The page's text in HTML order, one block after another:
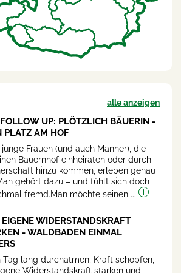
alle anzeigen
UP: PLÖTZLICH BÄUERIN -
PLATZ AM HOF
Frauen (und auch Männer), die
Bauernhof einheiraten oder durch
hinzu kommen, erleben genau
gehört dazu – und fühlt sich doch
fremd.Man möchte seinen ...
WIDERSTANDSKRAFT
- WALDBADEN EINMAL
Tag lang durchatmen, Kraft schöpfen,
Widerstandskraft stärken und